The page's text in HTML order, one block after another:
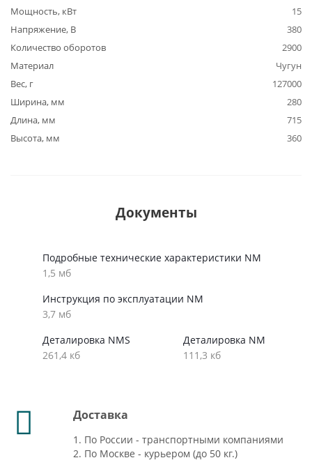
Мощность, кВт
15
Напряжение, В
380
Количество оборотов
2900
Материал
Чугун
Вес, г
127000
Ширина, мм
280
Длина, мм
715
Высота, мм
360
Документы
Подробные технические характеристики NM
1,5 мб
Инструкция по эксплуатации NM
3,7 мб
Деталировка NMS
261,4 кб
Деталировка NM
111,3 кб
Доставка
1. По России - транспортными компаниями
2. По Москве - курьером (до 50 кг.)